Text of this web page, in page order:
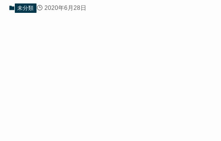
未分類 2020年6月28日